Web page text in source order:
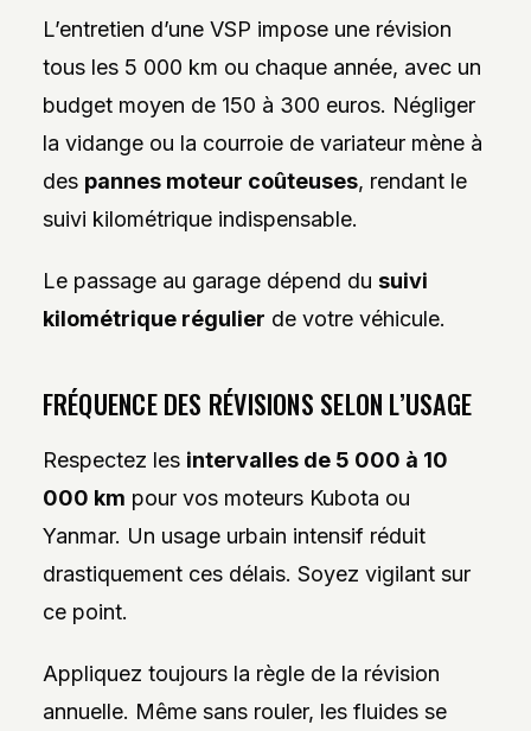
L’entretien d’une VSP impose une révision
tous les 5 000 km ou chaque année, avec un
budget moyen de 150 à 300 euros. Négliger
la vidange ou la courroie de variateur mène à
des pannes moteur coûteuses, rendant le
suivi kilométrique indispensable.
Le passage au garage dépend du suivi
kilométrique régulier de votre véhicule.
FRÉQUENCE DES RÉVISIONS SELON L’USAGE
Respectez les intervalles de 5 000 à 10
000 km pour vos moteurs Kubota ou
Yanmar. Un usage urbain intensif réduit
drastiquement ces délais. Soyez vigilant sur
ce point.
Appliquez toujours la règle de la révision
annuelle. Même sans rouler, les fluides se